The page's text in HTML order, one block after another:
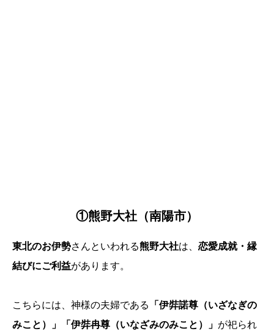
①熊野大社（南陽市）
東北のお伊勢さんといわれる熊野大社は、 恋愛成就・縁
結びにご利益があります。
こちらには、神様の夫婦である
「伊弉諾尊（いざなぎの
みこと）」「伊弉冉尊（いなざみのみこと）」 が祀られ